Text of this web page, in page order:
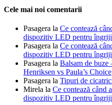
Cele mai noi comentarii
Pasagera la Ce contează
dispozitiv LED pentru
Pasagera la Ce contează
dispozitiv LED pentru
Pasagera la Balsam de buze
Henriksen vs Paula’s Choice
Pasagera la Tipuri de
Mirela la Ce contează când
dispozitiv LED pentru